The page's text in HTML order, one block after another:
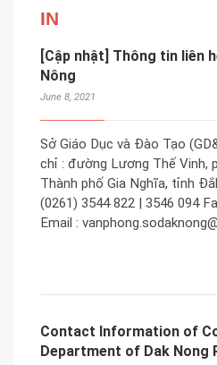
IN
[Cập nhật] Thông tin liên
Nông
June 8, 2021
Sở Giáo Dục và Đào Tạo
chỉ : đường Lương Thế Vinh,
Thành phố Gia Nghĩa, tỉnh
(0261) 3544 822 | 3546 094
Email :
Contact Information of
Department of Dak Nong